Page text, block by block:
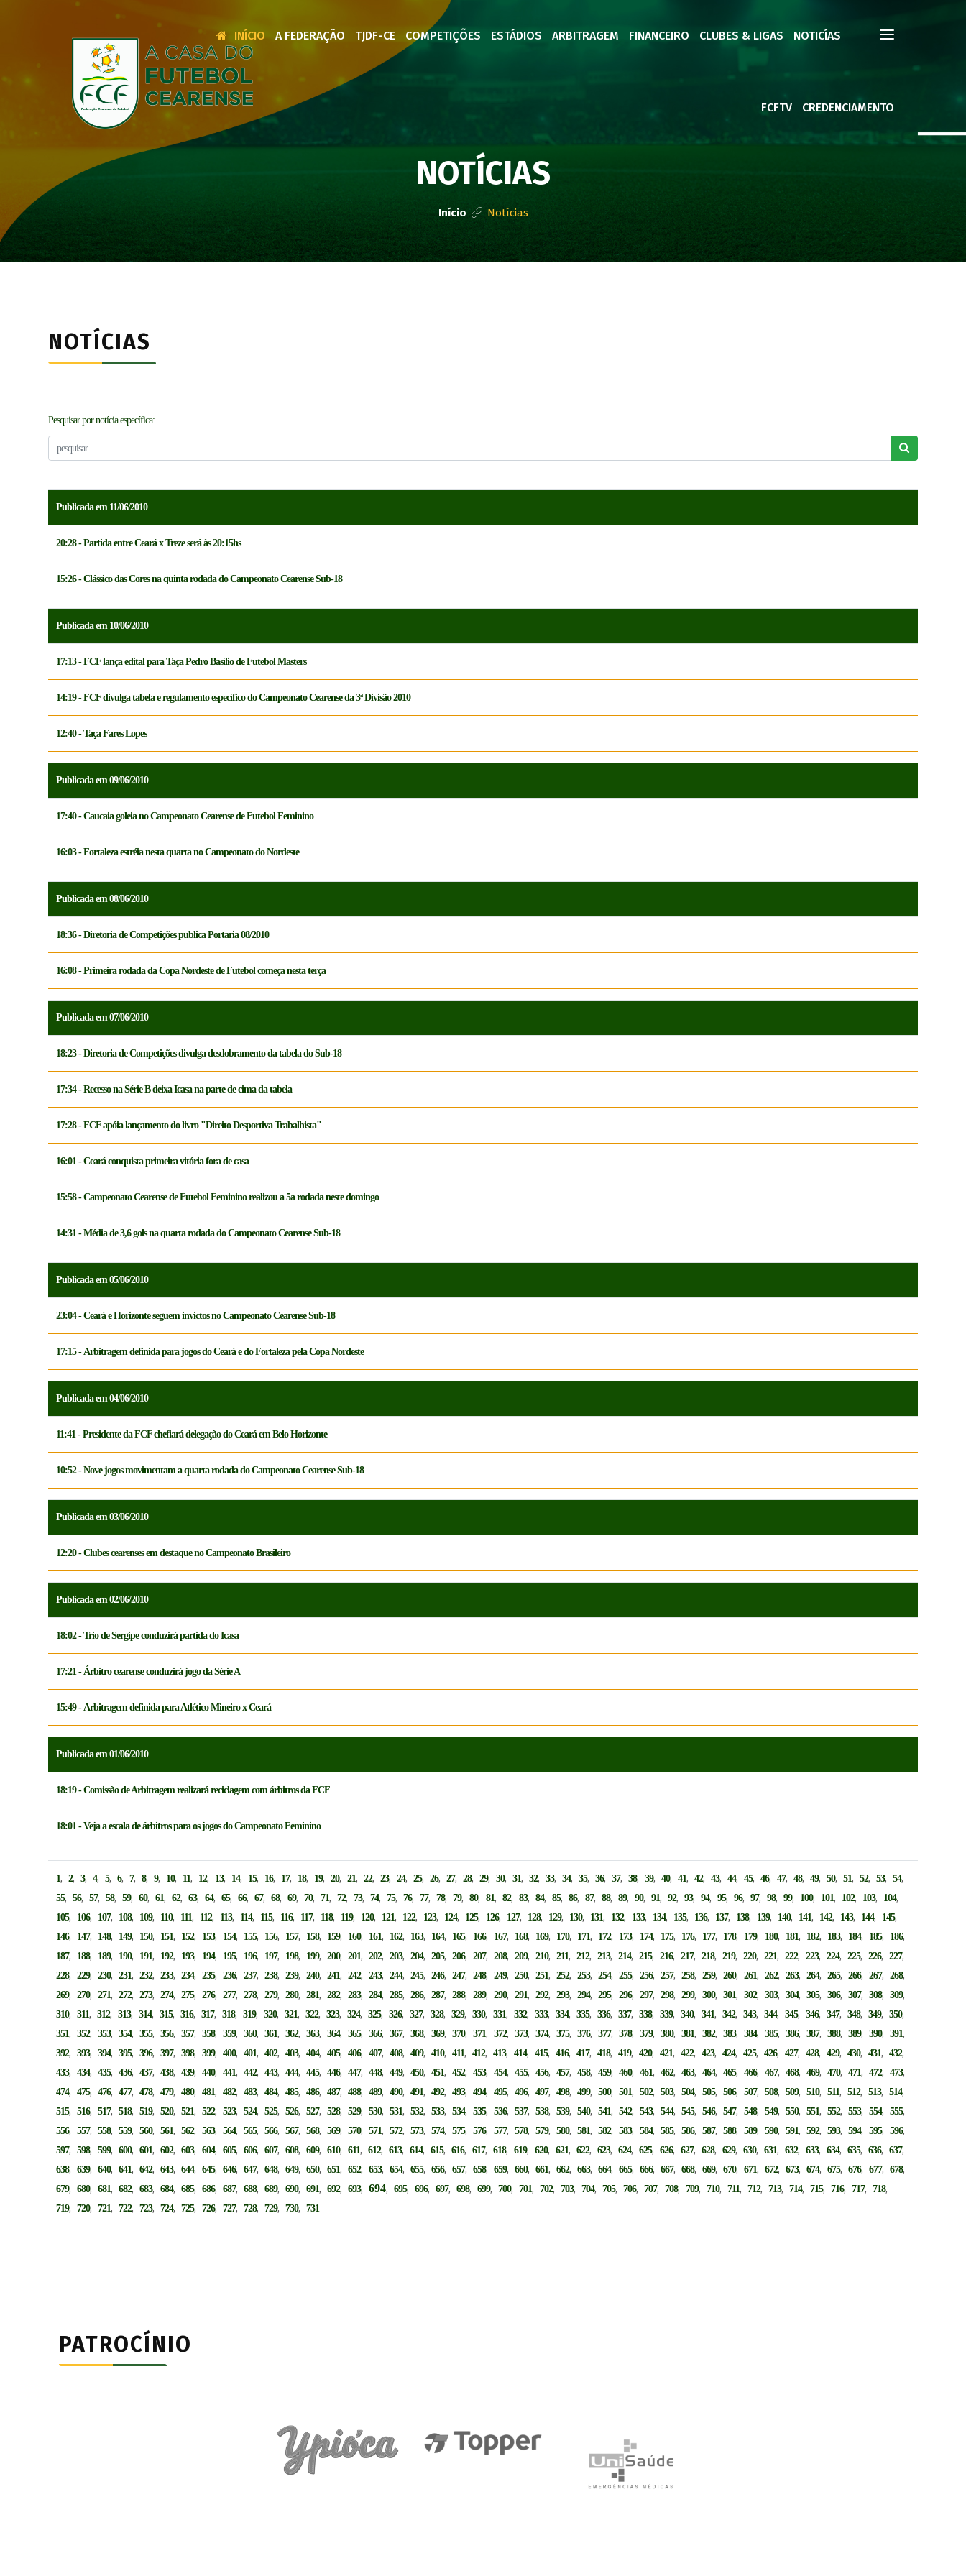
INÍCIO A FEDERAÇÃO TJDF-CE COMPETIÇÕES ESTÁDIOS ARBITRAGEM FINANCEIRO CLUBES & LIGAS NOTICÍAS
FCFTV CREDENCIAMENTO
NOTÍCIAS
Início Notícias
NOTÍCIAS
Pesquisar por notícia específica:
Publicada em 11/06/2010
20:28 - Partida entre Ceará x Treze será às 20:15hs
15:26 - Clássico das Cores na quinta rodada do Campeonato Cearense Sub-18
Publicada em 10/06/2010
17:13 - FCF lança edital para Taça Pedro Basílio de Futebol Masters
14:19 - FCF divulga tabela e regulamento específico do Campeonato Cearense da 3ª Divisão 2010
12:40 - Taça Fares Lopes
Publicada em 09/06/2010
17:40 - Caucaia goleia no Campeonato Cearense de Futebol Feminino
16:03 - Fortaleza estréia nesta quarta no Campeonato do Nordeste
Publicada em 08/06/2010
18:36 - Diretoria de Competições publica Portaria 08/2010
16:08 - Primeira rodada da Copa Nordeste de Futebol começa nesta terça
Publicada em 07/06/2010
18:23 - Diretoria de Competições divulga desdobramento da tabela do Sub-18
17:34 - Recesso na Série B deixa Icasa na parte de cima da tabela
17:28 - FCF apóia lançamento do livro "Direito Desportiva Trabalhista"
16:01 - Ceará conquista primeira vitória fora de casa
15:58 - Campeonato Cearense de Futebol Feminino realizou a 5a rodada neste domingo
14:31 - Média de 3,6 gols na quarta rodada do Campeonato Cearense Sub-18
Publicada em 05/06/2010
23:04 - Ceará e Horizonte seguem invictos no Campeonato Cearense Sub-18
17:15 - Arbitragem definida para jogos do Ceará e do Fortaleza pela Copa Nordeste
Publicada em 04/06/2010
11:41 - Presidente da FCF chefiará delegação do Ceará em Belo Horizonte
10:52 - Nove jogos movimentam a quarta rodada do Campeonato Cearense Sub-18
Publicada em 03/06/2010
12:20 - Clubes cearenses em destaque no Campeonato Brasileiro
Publicada em 02/06/2010
18:02 - Trio de Sergipe conduzirá partida do Icasa
17:21 - Árbitro cearense conduzirá jogo da Série A
15:49 - Arbitragem definida para Atlético Mineiro x Ceará
Publicada em 01/06/2010
18:19 - Comissão de Arbitragem realizará reciclagem com árbitros da FCF
18:01 - Veja a escala de árbitros para os jogos do Campeonato Feminino
1,2,3,4,5,6,7,8,9, 10, 11, 12, 13, 14, 15, 16, 17, 18, 19,20,21,22,23,24,25,26,27,28,29,30,31,32,33,34,35,36,37,38,39,40,41,42,43,44,45,46,47,48,49,50,51,52,53,54,
55,56,57,58,59,60,61,62,63,64,65,66,67,68,69,70,71,72,73,74,75,76,77,78,79,80,81,82,83,84,85,86,87,88,89,90,91,92,93,94,95,96,97,98,99, 100, 101, 102, 103, 104,
105, 106, 107, 108, 109, 110, 111, 112, 113, 114, 115, 116, 117, 118, 119, 120, 121, 122, 123, 124, 125, 126, 127, 128, 129, 130, 131, 132, 133, 134, 135, 136, 137, 138, 139, 140, 141, 142, 143, 144, 145,
146, 147, 148, 149, 150, 151, 152, 153, 154, 155, 156, 157, 158, 159, 160, 161, 162, 163, 164, 165, 166, 167, 168, 169, 170, 171, 172, 173, 174, 175, 176, 177, 178, 179, 180, 181, 182, 183, 184, 185, 186,
187, 188, 189, 190, 191, 192, 193, 194, 195, 196, 197, 198, 199,200,201,202,203,204,205,206,207,208,209,210,211,212,213,214,215,216,217,218,219,220,221,222,223,224,225,226,227,
228,229,230,231,232,233,234,235,236,237,238,239,240,241,242,243,244,245,246,247,248,249,250,251,252,253,254,255,256,257,258,259,260,261,262,263,264,265,266,267,268,
269,270,271,272,273,274,275,276,277,278,279,280,281,282,283,284,285,286,287,288,289,290,291,292,293,294,295,296,297,298,299,300,301,302,303,304,305,306,307,308,309,
310,311,312,313,314,315,316,317,318,319,320,321,322,323,324,325,326,327,328,329,330,331,332,333,334,335,336,337,338,339,340,341,342,343,344,345,346,347,348,349,350,
351,352,353,354,355,356,357,358,359,360,361,362,363,364,365,366,367,368,369,370,371,372,373,374,375,376,377,378,379,380,381,382,383,384,385,386,387,388,389,390,391,
392,393,394,395,396,397,398,399,400,401,402,403,404,405,406,407,408,409,410,411,412,413,414,415,416,417,418,419,420,421,422,423,424,425,426,427,428,429,430,431,432,
433,434,435,436,437,438,439,440,441,442,443,444,445,446,447,448,449,450,451,452,453,454,455,456,457,458,459,460,461,462,463,464,465,466,467,468,469,470,471,472,473,
474,475,476,477,478,479,480,481,482,483,484,485,486,487,488,489,490,491,492,493,494,495,496,497,498,499,500,501,502,503,504,505,506,507,508,509,510,511,512,513,514,
515,516,517,518,519,520,521,522,523,524,525,526,527,528,529,530,531,532,533,534,535,536,537,538,539,540,541,542,543,544,545,546,547,548,549,550,551,552,553,554,555,
556,557,558,559,560,561,562,563,564,565,566,567,568,569,570,571,572,573,574,575,576,577,578,579,580,581,582,583,584,585,586,587,588,589,590,591,592,593,594,595,596,
597,598,599,600,601,602,603,604,605,606,607,608,609,610,611,612,613,614,615,616,617,618,619,620,621,622,623,624,625,626,627,628,629,630,631,632,633,634,635,636,637,
638,639,640,641,642,643,644,645,646,647,648,649,650,651,652,653,654,655,656,657,658,659,660,661,662,663,664,665,666,667,668,669,670,671,672,673,674,675,676,677,678,
679,680,681,682,683,684,685,686,687,688,689,690,691,692,693,694,695,696,697,698,699,700,701,702,703,704,705,706,707,708,709,710,711,712,713,714,715,716,717,718,
719,720,721,722,723,724,725,726,727,728,729,730,731
PATROCÍNIO